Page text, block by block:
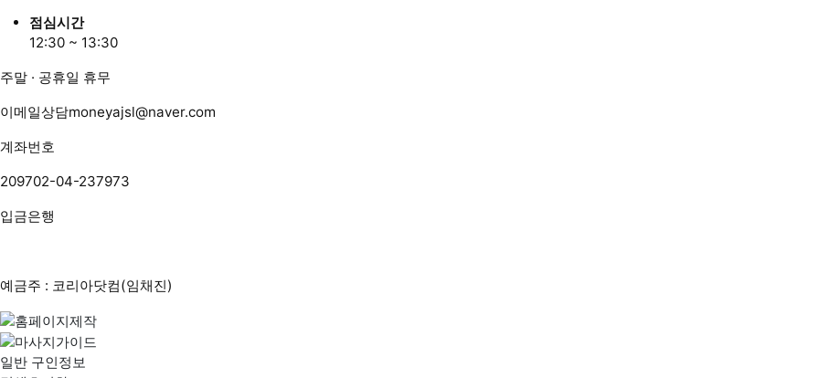
점심시간
12:30 ~ 13:30
주말 · 공휴일 휴무
이메일상담moneyajsl@naver.com
계좌번호
209702-04-237973
입금은행
예금주 : 코리아닷컴(임채진)
일반 구인정보